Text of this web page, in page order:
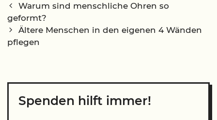
Post
navigation
Warum sind menschliche Ohren so
geformt?
Ältere Menschen in den eigenen 4 Wänden
pflegen
Spenden hilft immer!